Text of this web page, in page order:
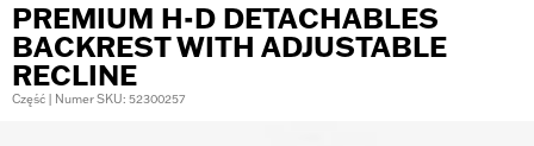
PREMIUM H-D DETACHABLES
BACKREST WITH ADJUSTABLE
RECLINE
Część | Numer SKU: 52300257